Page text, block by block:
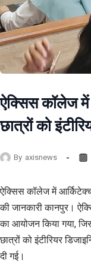
ऐक्सिस कॉलेज में
छात्रों को
By axisnews
ऐक्सिस कॉलेज में
की जानकारी कानपुर।
का आयोजन किया गया,
छात्रों को इंटीरियर
दी गई।